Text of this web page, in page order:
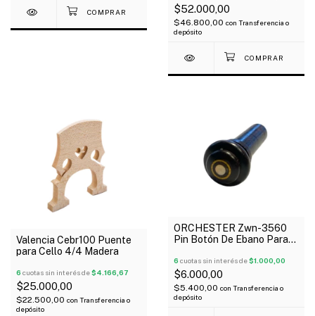
$52.000,00
$46.800,00 con Transferencia o
depósito
Valencia Cebr100 Puente
para Cello 4/4 Madera
6 cuotas sin interés de$4.166,67
$25.000,00
$22.500,00 con Transferencia o
depósito
ORCHESTER Zwn-3560
Pin Botón De Ebano Para
6 cuotas sin interés de$1.000,00
$6.000,00
$5.400,00 con Transferencia o
depósito